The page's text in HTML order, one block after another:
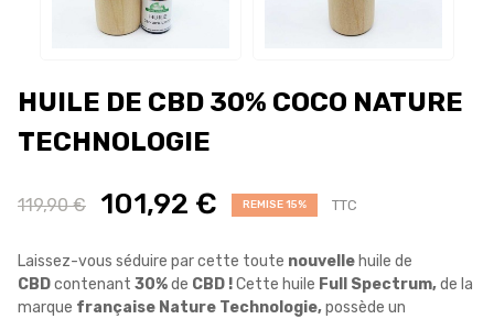
HUILE DE CBD 30% COCO NATURE
TECHNOLOGIE
119,90 € 101,92 € REMISE 15% TTC
Laissez-vous séduire par cette toute nouvelle huile de
CBDcontenant 30%de CBD !Cette huile Full Spectrum,de la
marque française Nature Technologie,possède un